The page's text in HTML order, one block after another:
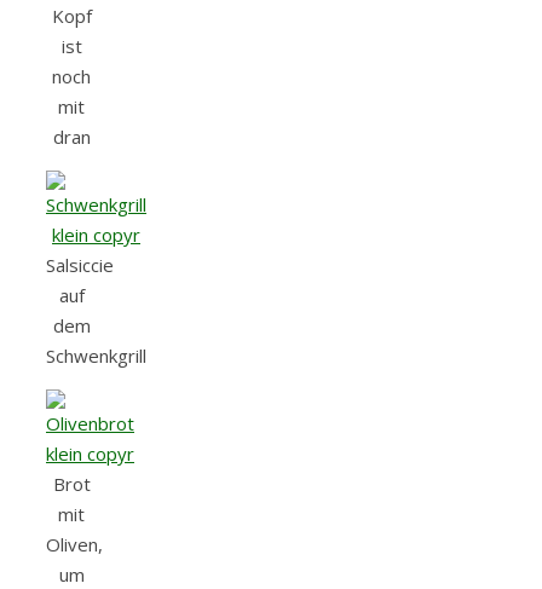
Kopf
ist
noch
mit
dran
Salsiccie
auf
dem
Schwenkgrill
Brot
mit
Oliven,
um